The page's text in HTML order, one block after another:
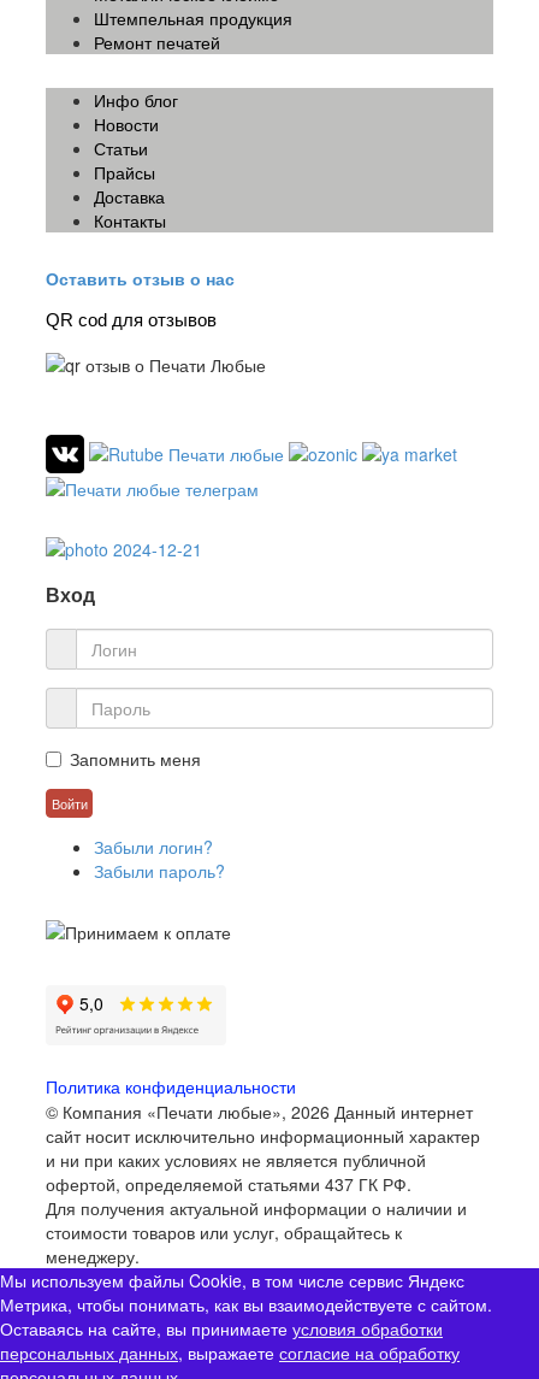
Штемпельная продукция
Ремонт печатей
Инфо блог
Новости
Статьи
Прайсы
Доставка
Контакты
Оставить отзыв о нас
QR cod для отзывов
Вход
Запомнить меня
Забыли логин?
Забыли пароль?
Политика конфиденциальности
© Компания «Печати любые», 2026 Данный интернет
сайт носит исключительно информационный характер
и ни при каких условиях не является публичной
офертой, определяемой статьями 437 ГК РФ.
Для получения актуальной информации о наличии и
стоимости товаров или услуг, обращайтесь к
менеджеру.
Мы используем файлы Cookie, в том числе сервис Яндекс
Метрика, чтобы понимать, как вы взаимодействуете с сайтом.
Оставаясь на сайте, вы принимаете условия обработки
персональных данных, выражаете согласие на обработку